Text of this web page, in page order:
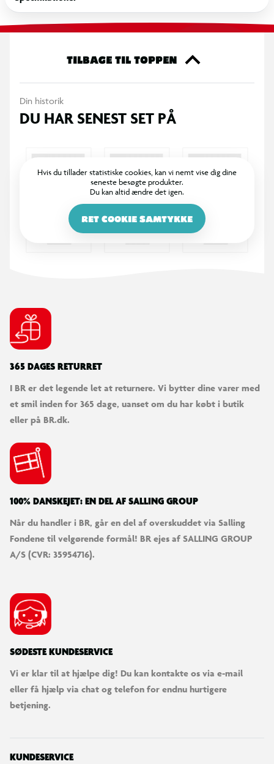
TILBAGE TIL TOPPEN
Din historik
DU HAR SENEST SET PÅ
Hvis du tillader statistiske cookies, kan vi nemt vise dig dine
seneste besøgte produkter.
Du kan altid ændre det igen.
RET COOKIE SAMTYKKE
365 DAGES RETURRET
I BR er det legende let at returnere. Vi bytter dine varer med
et smil inden for 365 dage, uanset om du har købt i butik
eller på BR.dk.
100% DANSKEJET: EN DEL AF SALLING GROUP
Når du handler i BR, går en del af overskuddet via Salling
Fondene til velgørende formål! BR ejes af SALLING GROUP
A/S (CVR: 35954716).
SØDESTE KUNDESERVICE
Vi er klar til at hjælpe dig! Du kan kontakte os via e-mail
eller få hjælp via chat og telefon for endnu hurtigere
betjening.
KUNDESERVICE